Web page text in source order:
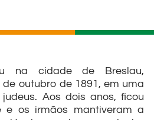
na cidade de Breslau,
outubro de 1891, em uma
Aos dois anos, ficou
os irmãos mantiveram a